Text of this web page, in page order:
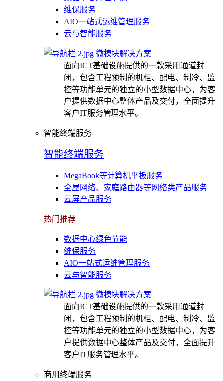
维保服务
AIO一站式运维管理服务
云与智能服务
微模块解决方案
面向ICT基础设施提供的一款采用通道封
闭，包含工程预制的机柜、配电、制冷、监
控等功能单元的独立的小型数据中心，为客
户提供数据中心整体产品及交付，全面提升
客户IT服务管理水平。
智能终端服务
智能终端服务
MegaBook等计算机平板服务
全屋网络、家庭路由器等网络类产品服务
云屏产品服务
热门推荐
数据中心绿色节能
维保服务
AIO一站式运维管理服务
云与智能服务
微模块解决方案
面向ICT基础设施提供的一款采用通道封
闭，包含工程预制的机柜、配电、制冷、监
控等功能单元的独立的小型数据中心，为客
户提供数据中心整体产品及交付，全面提升
客户IT服务管理水平。
商用终端服务